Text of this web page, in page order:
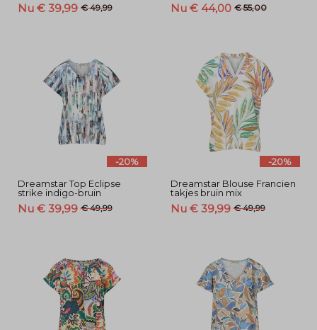
Nu € 39,99 € 49,99 Nu € 44,00 € 55,00
-20%
Dreamstar Top Eclipse
strike indigo-bruin
Nu € 39,99 € 49,99
-20%
Dreamstar Blouse Francien
takjes bruin mix
Nu € 39,99 € 49,99